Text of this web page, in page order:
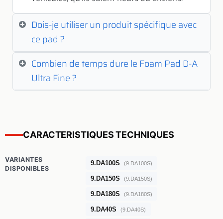
Dois-je utiliser un produit spécifique avec
ce pad ?
Combien de temps dure le Foam Pad D-A
Ultra Fine ?
CARACTERISTIQUES TECHNIQUES
VARIANTES
DISPONIBLES
9.DA100S (9.DA100S)
9.DA150S (9.DA150S)
9.DA180S (9.DA180S)
9.DA40S (9.DA40S)